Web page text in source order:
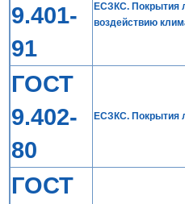
9.401-
91
ЕСЗКС. Покрытия
воздействию
ГОСТ
9.402-
80
ЕСЗКС. Покрытия
ГОСТ